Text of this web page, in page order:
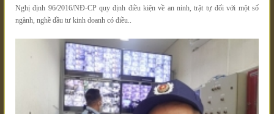
Nghị định 96/2016/NĐ-CP quy định điều kiện về an ninh, trật tự đối với một số
ngành, nghề đầu tư kinh doanh có điều..